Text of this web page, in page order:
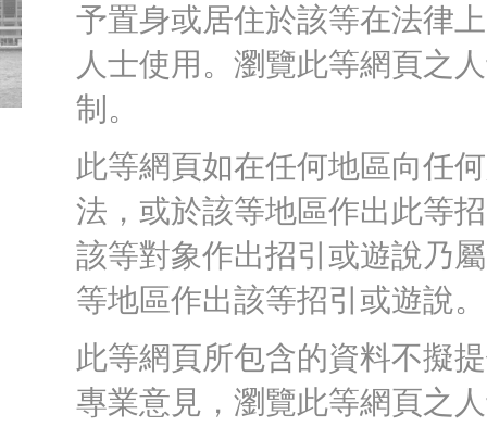
予置身或居住於該等在法律
人士使用。瀏覽此等網頁之
制。
此等網頁如在任何地區向任
法，或於該等地區作出此等
該等對象作出招引或遊說乃
等地區作出該等招引或遊說。
此等網頁所包含的資料不擬
專業意見，瀏覽此等網頁之